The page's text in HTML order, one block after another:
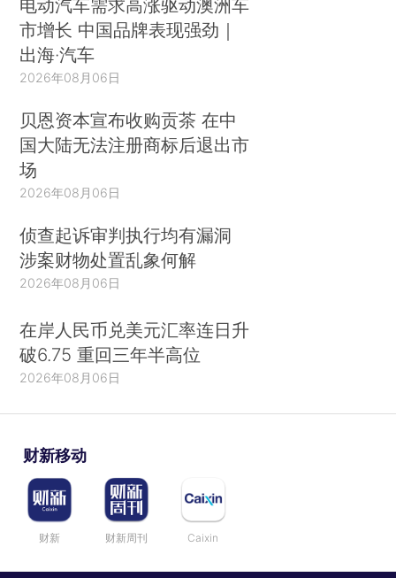
电动汽车需求高涨驱动澳洲车
市增长 中国品牌表现强劲｜
出海·汽车
2026年08月06日
贝恩资本宣布收购贡茶 在中
国大陆无法注册商标后退出市
场
2026年08月06日
侦查起诉审判执行均有漏洞
涉案财物处置乱象何解
2026年08月06日
在岸人民币兑美元汇率连日升
破6.75 重回三年半高位
2026年08月06日
财新移动
财新 财新周刊 Caixin